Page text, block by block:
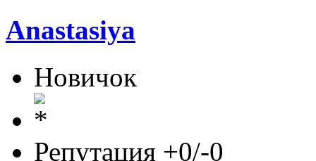
Anastasiya
Новичок
Репутация +0/-0